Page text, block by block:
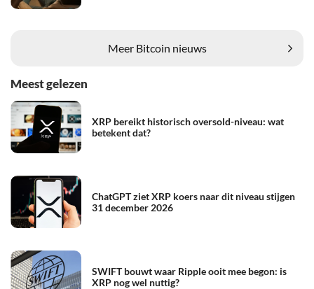
Meer Bitcoin nieuws
Meest gelezen
XRP bereikt historisch oversold-niveau: wat
betekent dat?
ChatGPT ziet XRP koers naar dit niveau stijgen
31 december 2026
SWIFT bouwt waar Ripple ooit mee begon: is
XRP nog wel nuttig?